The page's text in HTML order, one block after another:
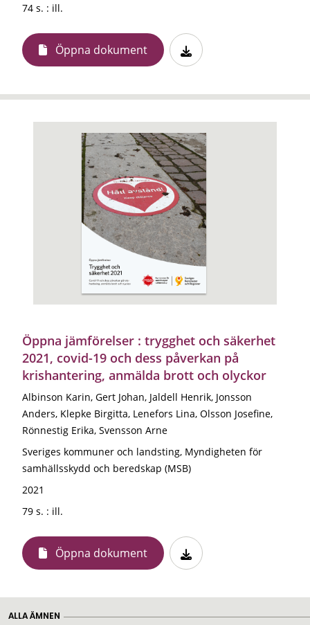
74 s. : ill.
Öppna dokument
Öppna jämförelser : trygghet och säkerhet
2021, covid-19 och dess påverkan på
krishantering, anmälda brott och olyckor
Albinson Karin, Gert Johan, Jaldell Henrik, Jonsson
Anders, Klepke Birgitta, Lenefors Lina, Olsson Josefine,
Rönnestig Erika, Svensson Arne
Sveriges kommuner och landsting, Myndigheten för
samhällsskydd och beredskap (MSB)
2021
79 s. : ill.
Öppna dokument
ALLA ÄMNEN